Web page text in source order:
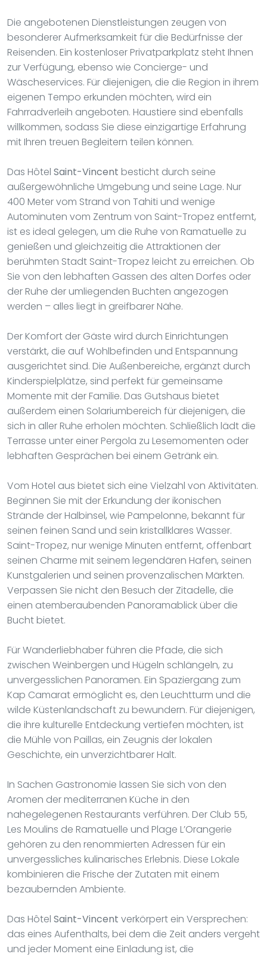
Die angebotenen Dienstleistungen zeugen von
besonderer Aufmerksamkeit für die Bedürfnisse der
Reisenden. Ein kostenloser Privatparkplatz steht Ihnen
zur Verfügung, ebenso wie Concierge- und
Wäscheservices. Für diejenigen, die die Region in ihrem
eigenen Tempo erkunden möchten, wird ein
Fahrradverleih angeboten. Haustiere sind ebenfalls
willkommen, sodass Sie diese einzigartige Erfahrung
mit Ihren treuen Begleitern teilen können.
Das Hôtel Saint-Vincent besticht durch seine
außergewöhnliche Umgebung und seine Lage. Nur
400 Meter vom Strand von Tahiti und wenige
Autominuten vom Zentrum von Saint-Tropez entfernt,
ist es ideal gelegen, um die Ruhe von Ramatuelle zu
genießen und gleichzeitig die Attraktionen der
berühmten Stadt Saint-Tropez leicht zu erreichen. Ob
Sie von den lebhaften Gassen des alten Dorfes oder
der Ruhe der umliegenden Buchten angezogen
werden – alles liegt in greifbarer Nähe.
Der Komfort der Gäste wird durch Einrichtungen
verstärkt, die auf Wohlbefinden und Entspannung
ausgerichtet sind. Die Außenbereiche, ergänzt durch
Kinderspielplätze, sind perfekt für gemeinsame
Momente mit der Familie. Das Gutshaus bietet
außerdem einen Solariumbereich für diejenigen, die
sich in aller Ruhe erholen möchten. Schließlich lädt die
Terrasse unter einer Pergola zu Lesemomenten oder
lebhaften Gesprächen bei einem Getränk ein.
Vom Hotel aus bietet sich eine Vielzahl von Aktivitäten.
Beginnen Sie mit der Erkundung der ikonischen
Strände der Halbinsel, wie Pampelonne, bekannt für
seinen feinen Sand und sein kristallklares Wasser.
Saint-Tropez, nur wenige Minuten entfernt, offenbart
seinen Charme mit seinem legendären Hafen, seinen
Kunstgalerien und seinen provenzalischen Märkten.
Verpassen Sie nicht den Besuch der Zitadelle, die
einen atemberaubenden Panoramablick über die
Bucht bietet.
Für Wanderliebhaber führen die Pfade, die sich
zwischen Weinbergen und Hügeln schlängeln, zu
unvergesslichen Panoramen. Ein Spaziergang zum
Kap Camarat ermöglicht es, den Leuchtturm und die
wilde Küstenlandschaft zu bewundern. Für diejenigen,
die ihre kulturelle Entdeckung vertiefen möchten, ist
die Mühle von Paillas, ein Zeugnis der lokalen
Geschichte, ein unverzichtbarer Halt.
In Sachen Gastronomie lassen Sie sich von den
Aromen der mediterranen Küche in den
nahegelegenen Restaurants verführen. Der Club 55,
Les Moulins de Ramatuelle und Plage L’Orangerie
gehören zu den renommierten Adressen für ein
unvergessliches kulinarisches Erlebnis. Diese Lokale
kombinieren die Frische der Zutaten mit einem
bezaubernden Ambiente.
Das Hôtel Saint-Vincent verkörpert ein Versprechen:
das eines Aufenthalts, bei dem die Zeit anders vergeht
und jeder Moment eine Einladung ist, die